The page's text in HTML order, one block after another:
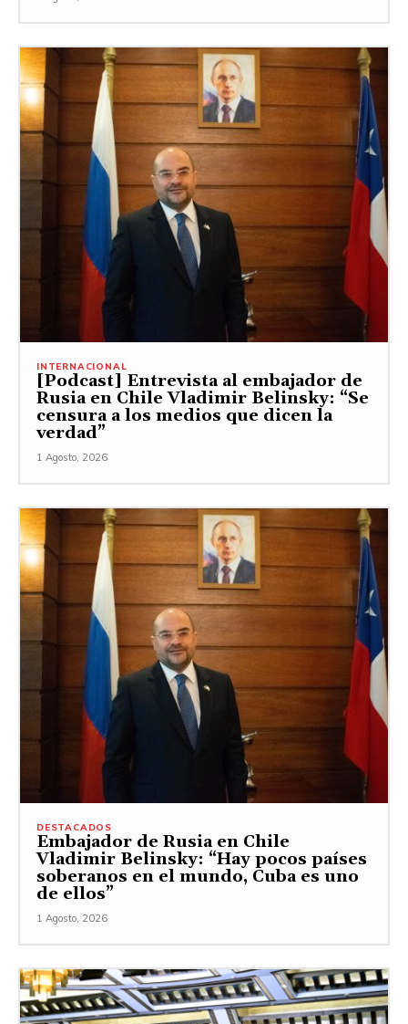
INTERNACIONAL
[Podcast] Entrevista al embajador de
Rusia en Chile Vladimir Belinsky: “Se
censura a los medios que dicen la
verdad”
1 Agosto, 2026
DESTACADOS
Embajador de Rusia en Chile
Vladimir Belinsky: “Hay pocos países
soberanos en el mundo, Cuba es uno
de ellos”
1 Agosto, 2026